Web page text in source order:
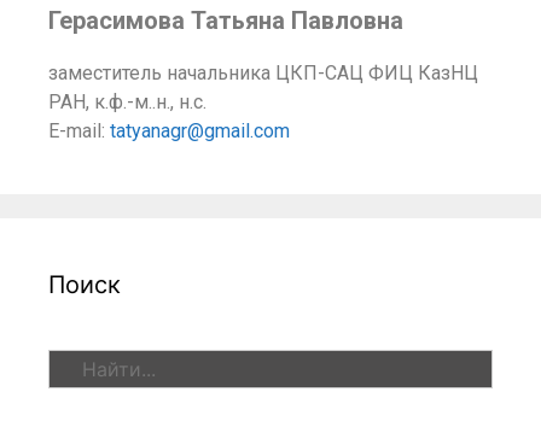
Герасимова Татьяна Павловна
заместитель начальника ЦКП-САЦ ФИЦ КазНЦ
РАН, к.ф.-м..н., н.с.
E-mail: tatyanagr@gmail.com
Поиск